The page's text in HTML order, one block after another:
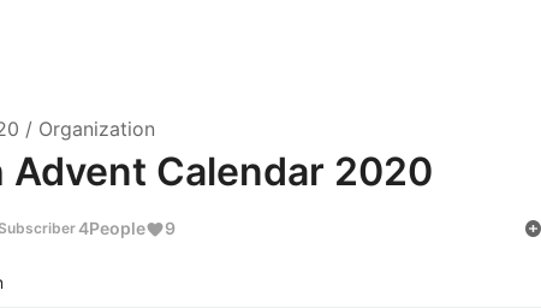
/ Organization
Advent Calendar 2020
Subscriber4People 9 add_circle